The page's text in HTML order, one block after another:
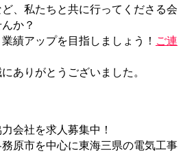
、私たちと共に行ってくださる会
か？
績アップを目指しましょう！ ご連
ありがとうございました。
会社を求人募集中！
原市を中心に東海三県の電気工事